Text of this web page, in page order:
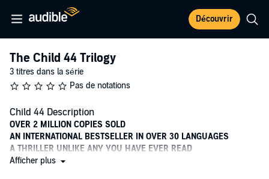
Découvrir
The Child 44 Trilogy
3 titres dans la série
Pas de notations
Child 44 Description
OVER 2 MILLION COPIES SOLD
AN INTERNATIONAL BESTSELLER IN OVER 30 LANGUAGES
A THRILLER UNLIKE ANY YOU HAVE EVER READ
Afficher plus